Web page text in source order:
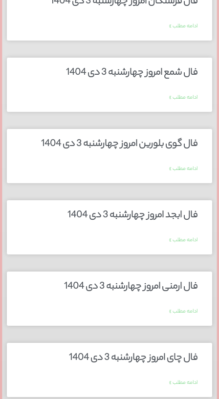
ادامه مطلب »
فال شمع امروز چهارشنبه 3 دی 1404
ادامه مطلب »
فال گوی بلورین امروز چهارشنبه 3 دی 1404
ادامه مطلب »
فال ابجد امروز چهارشنبه 3 دی 1404
ادامه مطلب »
فال ارمنی امروز چهارشنبه 3 دی 1404
ادامه مطلب »
فال چای امروز چهارشنبه 3 دی 1404
ادامه مطلب »